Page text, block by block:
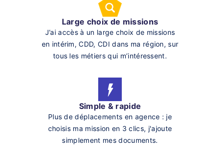
Large choix de missions
J’ai accès à un large choix de missions
en intérim, CDD, CDI dans ma région, sur
tous les métiers qui m’intéressent.
Simple & rapide
Plus de déplacements en agence : je
choisis ma mission en 3 clics, j'ajoute
simplement mes documents.